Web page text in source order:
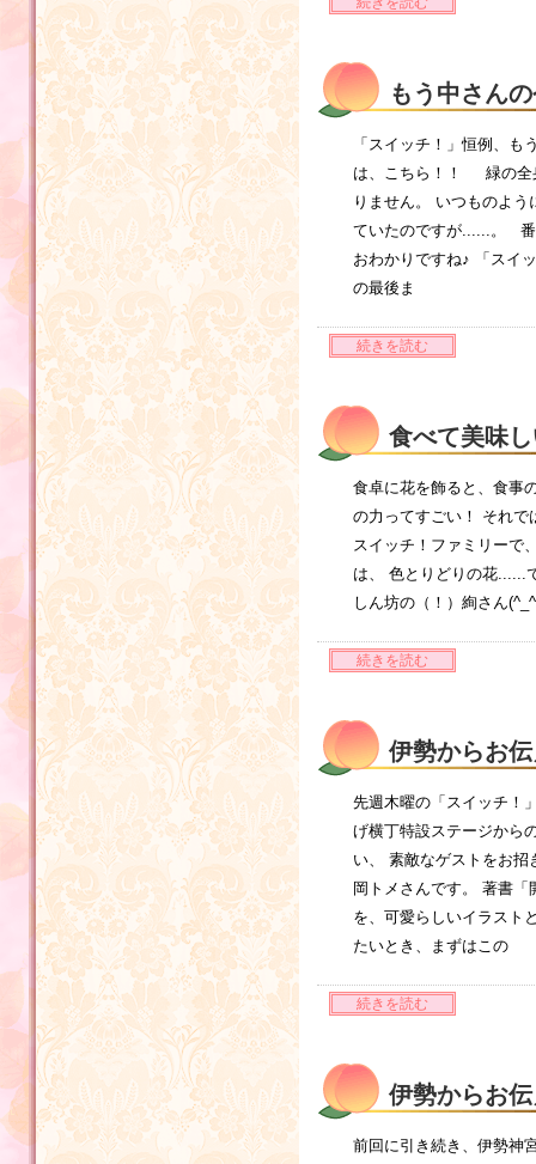
もう中さん
「スイッチ！」恒例、も
は、こちら！！ 緑の全
りません。 いつものよ
ていたのですが......。 番
おわかりですね♪ 「スイ
の最後ま
続きを読む
食べて美味
食卓に花を飾ると、食事
の力ってすごい！ それ
スイッチ！ファミリーで
は、 色とりどりの花......
しん坊の（！）絢さん
続きを読む
伊勢からお
編
先週木曜の「スイッチ！
げ横丁特設ステージから
い、 素敵なゲストをお
岡トメさんです。 著書
を、可愛らしいイラスト
たいとき、まずはこの
続きを読む
伊勢からお
前回に引き続き、伊勢神